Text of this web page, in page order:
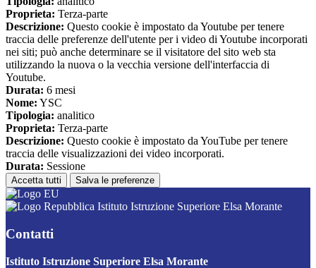
Proprieta: Terza-parte
Descrizione: Questo cookie è impostato da Youtube per tenere
traccia delle preferenze dell'utente per i video di Youtube incorporati
nei siti; può anche determinare se il visitatore del sito web sta
utilizzando la nuova o la vecchia versione dell'interfaccia di
Youtube.
Durata: 6 mesi
Nome: YSC
Tipologia: analitico
Proprieta: Terza-parte
Descrizione: Questo cookie è impostato da YouTube per tenere
traccia delle visualizzazioni dei video incorporati.
Durata: Sessione
Accetta tutti Salva le preferenze
Istituto Istruzione Superiore Elsa Morante
Contatti
Istituto Istruzione Superiore Elsa Morante